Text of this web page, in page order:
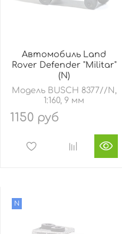
Автомобиль Land
Rover Defender "Militar"
(N)
Модель BUSCH 8377//N,
1:160, 9 мм
1150 руб
N